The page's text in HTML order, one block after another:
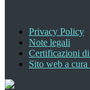
Privacy Policy
Note legali
Certificazioni
Sito web a